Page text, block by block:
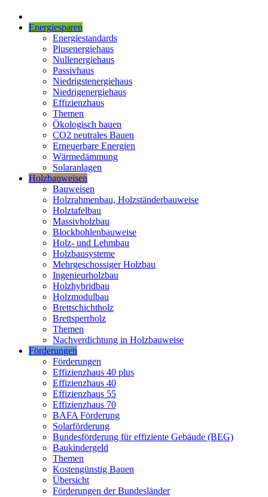
Energiesparen
Energiestandards
Plusenergiehaus
Nullenergiehaus
Passivhaus
Niedrigstenergiehaus
Niedrigenergiehaus
Effizienzhaus
Themen
Ökologisch bauen
CO2 neutrales Bauen
Erneuerbare Energien
Wärmedämmung
Solaranlagen
Holzbauweisen
Bauweisen
Holzrahmenbau, Holzständerbauweise
Holztafelbau
Massivholzbau
Blockbohlenbauweise
Holz- und Lehmbau
Holzbausysteme
Mehrgeschossiger Holzbau
Ingenieurholzbau
Holzhybridbau
Holzmodulbau
Brettschichtholz
Brettsperrholz
Themen
Nachverdichtung in Holzbauweise
Förderungen
Förderungen
Effizienzhaus 40 plus
Effizienzhaus 40
Effizienzhaus 55
Effizienzhaus 70
BAFA Förderung
Solarförderung
Bundesförderung für effiziente Gebäude (BEG)
Baukindergeld
Themen
Kostengünstig Bauen
Übersicht
Förderungen der Bundesländer